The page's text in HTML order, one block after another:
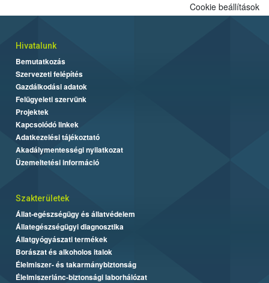
Cookie beállítások
Hivatalunk
Bemutatkozás
Szervezeti felépítés
Gazdálkodási adatok
Felügyeleti szervünk
Projektek
Kapcsolódó linkek
Adatkezelési tájékoztató
Akadálymentességi nyilatkozat
Üzemeltetési információ
Szakterületek
Állat-egészségügy és állatvédelem
Állategészségügyi diagnosztika
Állatgyógyászati termékek
Borászat és alkoholos italok
Élelmiszer- és takarmánybiztonság
Élelmiszerlánc-biztonsági laborhálózat